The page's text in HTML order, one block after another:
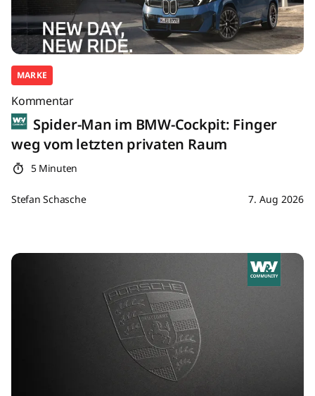
MARKE
Kommentar
Spider-Man im BMW-Cockpit: Finger
weg vom letzten privaten Raum
5 Minuten
Stefan Schasche 7. Aug 2026